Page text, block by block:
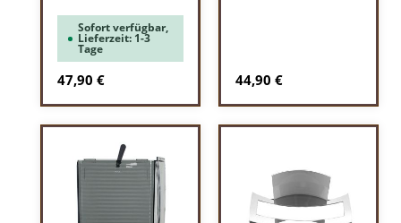
Sofort verfügbar,
Lieferzeit: 1-3
Tage
Regulärer Preis:
47,90 € Regulärer Preis:
44,90 €